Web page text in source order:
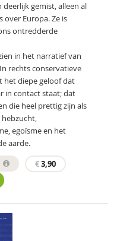
deerlijk gemist, alleen al
over Europa. Ze is
ontredderde
in het narratief van
rechts conservatieve
het diepe geloof dat
in contact staat; dat
die heel prettig zijn als
hebzucht,
egoïsme en het
aarde.
€3,90